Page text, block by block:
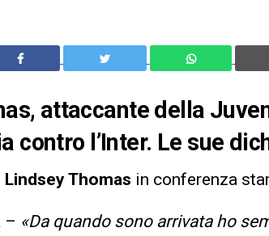
attaccante della
contro l’Inter. Le sue
Lindsey Thomas in conferenza
– «Da quando sono arrivata ho